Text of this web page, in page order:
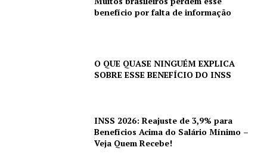
benefício por falta de informação
O QUE QUASE NINGUÉM EXPLICA
SOBRE ESSE BENEFÍCIO DO INSS
INSS 2026: Reajuste de 3,9% para
Benefícios Acima do Salário Mínimo –
Veja Quem Recebe!